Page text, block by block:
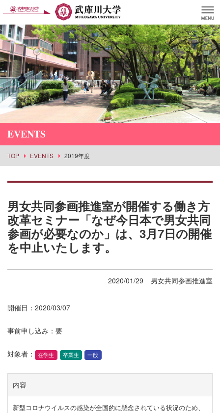
EVENTS
TOP EVENTS 2019年度
男女共同参画推進室が開催する働き方
改革セミナー「なぜ今日本で男女共同
参画が必要なのか」は、3月7日の開催
を中止いたします。
2020/01/29 男女共同参画推進室
開催日：2020/03/07
事前申し込み：要
対象者： 在学生 卒業生 一般
内容
新型コロナウイルスの感染が全国的に懸念されている状況のため、